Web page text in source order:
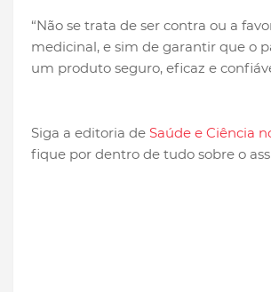
“Não se trata de ser contra ou a
medicinal, e sim de garantir que o
um produto seguro, eficaz e
Siga a editoria de Saúde e Ciência
fique por dentro de tudo sobre o